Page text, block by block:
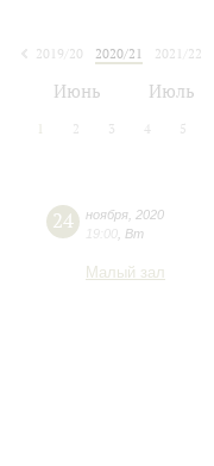
2019/20
2020/21 2021/22
Июнь Июль
1 2 3 4 5
24 ноября 2020
19:00 Вт
Малый зал